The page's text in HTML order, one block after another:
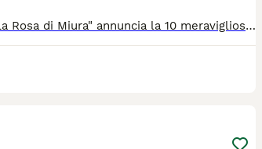
Allevamento Affisso " La Rosa di Miura" annuncia la 10 meravigliosi cuccioli figli di Cuba ( linea ruffian/serba) e Olaf ( linea serba) Meravigliosi con muso corto. Saranno consegnati a 65 giorni con 3 sverminazioni, vaccino ectavalente ( primi due), certificato di buona salute, iscrizione anagrafe canina, microchip, iscrizione Enci, pedegree Enci. I gentitori sono testati per le malattie di razza e hanno dna depositato. I cuccioli crescono in casa, no box, con i genitori e altri cani. Siamo addestratori cinofili quindi attenti ai primi imprinting dei cuccioli 7 M e 3 F